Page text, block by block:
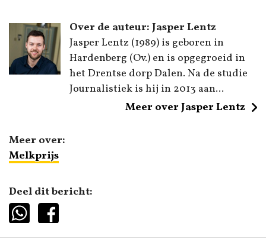
Over de auteur: Jasper Lentz
Jasper Lentz (1989) is geboren in
Hardenberg (Ov.) en is opgegroeid in
het Drentse dorp Dalen. Na de studie
Journalistiek is hij in 2013 aan...
Meer over Jasper Lentz
Meer over:
Melkprijs
Deel dit bericht: